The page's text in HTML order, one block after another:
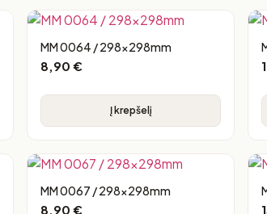
MM 0064 / 298x298mm
8,90 €
Į krepšelį
MM 0067 / 298x298mm
8,90 €